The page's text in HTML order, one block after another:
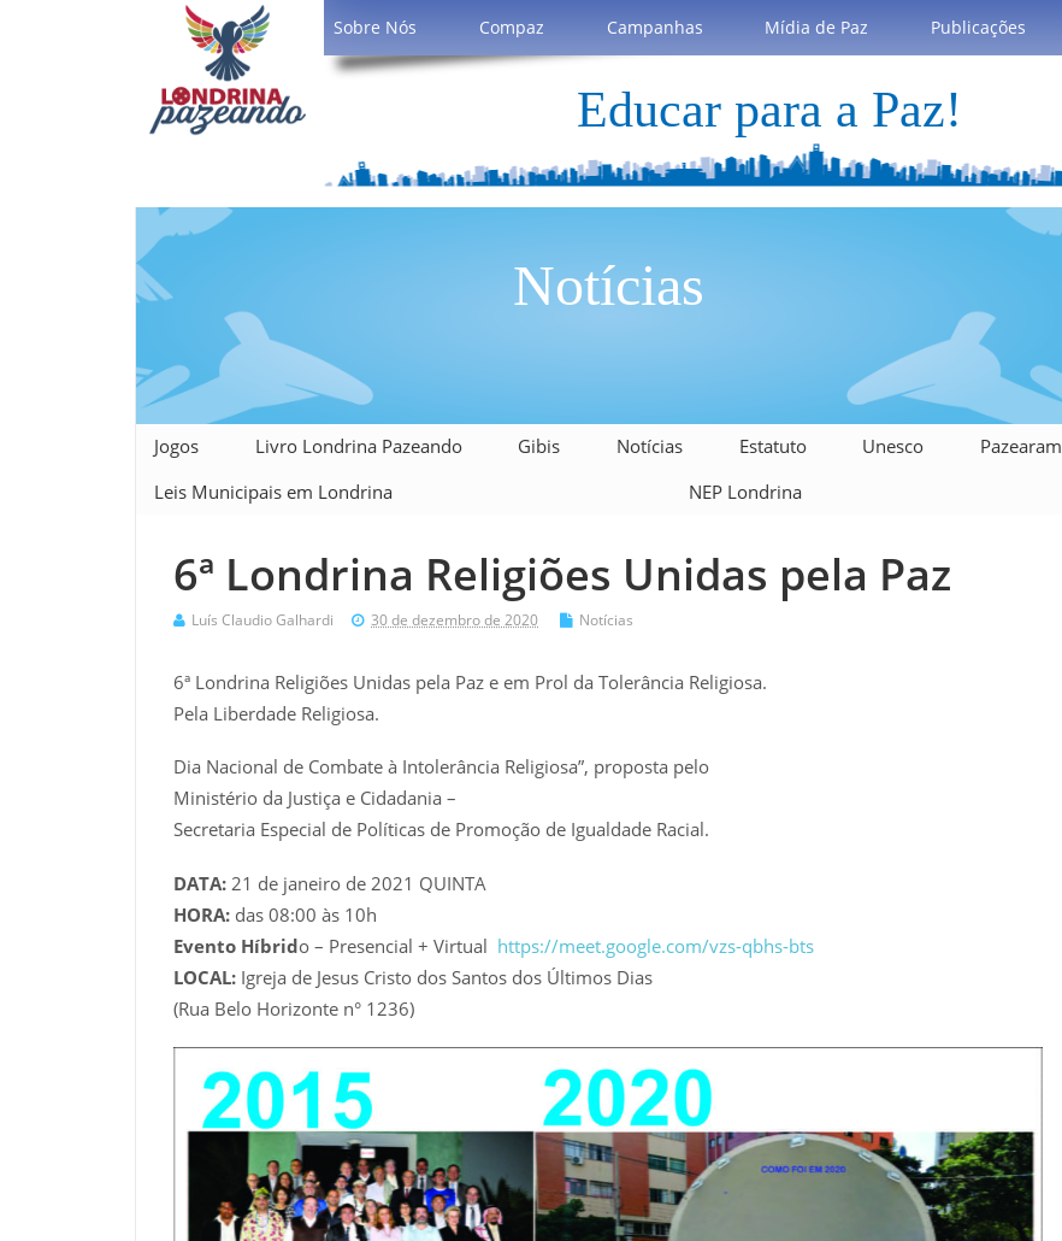
Sobre Nós Compaz Campanhas Mídia de Paz Publicações
Educar para a Paz!
Notícias
Jogos Livro Londrina Pazeando Gibis Notícias Estatuto Unesco
Pazearam
Leis Municipais em Londrina
NEP Londrina
6ª Londrina Religiões Unidas pela Paz
Luís Claudio Galhardi 30 de dezembro de 2020 Notícias
6ª Londrina Religiões Unidas pela Paz e em Prol da Tolerância Religiosa.
Pela Liberdade Religiosa.
Dia Nacional de Combate à Intolerância Religiosa”, proposta pelo
Ministério da Justiça e Cidadania –
Secretaria Especial de Políticas de Promoção de Igualdade Racial.
DATA: 21 de janeiro de 2021 QUINTA
HORA: das 08:00 às 10h
Evento Híbrido – Presencial + Virtual https://meet.google.com/vzs-qbhs-bts
LOCAL: Igreja de Jesus Cristo dos Santos dos Últimos Dias
(Rua Belo Horizonte n° 1236)